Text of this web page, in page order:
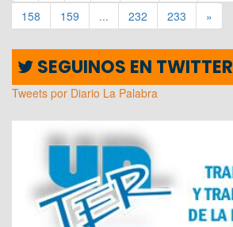
158
159 ... 232 233 »
SEGUINOS EN TWITTER
Tweets por Diario La Palabra